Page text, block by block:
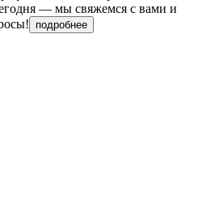
— мы свяжемся с вами и
подробнее